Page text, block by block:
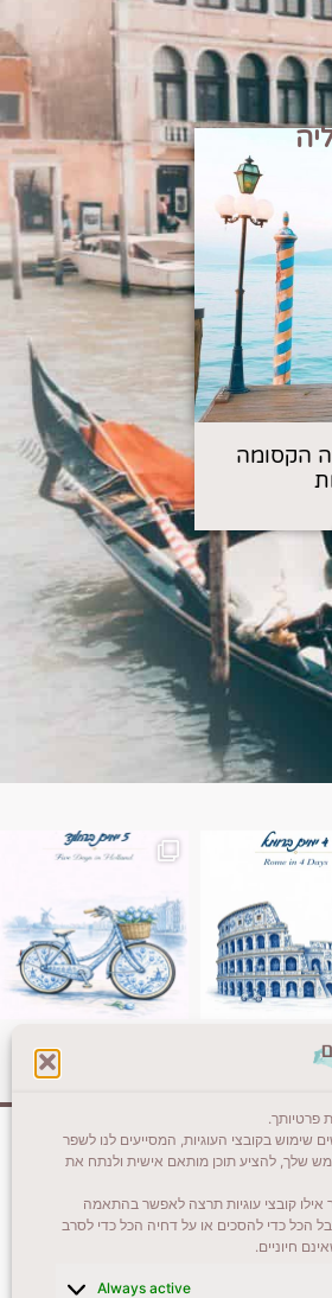
פרטיותך.
שימוש בקובצי העוגיות, המסייעים לנו לשפר
שלך, להציע תוכן מותאם אישית ולנתח את
אילו קובצי עוגיות תרצה לאפשר בהתאמה
הכל כדי להסכים או על דחיה הכל כדי לסרב
חיוניים.
Always active
הקסומה
Instagram
בשבת)
וואטסאפ